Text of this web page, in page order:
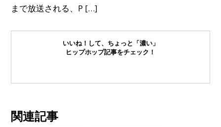
まで放送される、P […]
いいね！して、ちょっと「濃い」
ヒップホップ記事をチェック！
関連記事